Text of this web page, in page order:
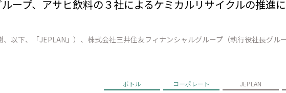
ープ、アサヒ飲料の３社によるケミカルリサイクルの推進
ボトル コーポレート JEPLAN